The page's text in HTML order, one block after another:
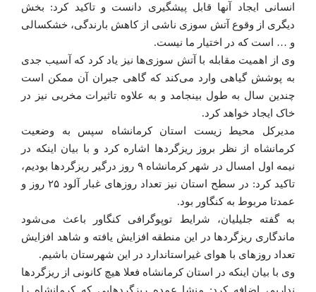
انسانی ایجاد آنها قابل پیشگیری دانست و تاکید کرد: بخش
دیگری از وقوع آتش سوزی ناشی از کاهش بارندگی، خشکسالی
و … است که در اختیار ما نیست.
وی از اهمیت مقابله با آتش سوزی‌ها نیز یاد کرد که آسیب جدی
به پوشش گیاهی وارد می‌کند که گاهی جبران آن ممکن است
چندین سال به طول بینجامد و به علاوه تاثیرات مخربی نیز در
خاک ایجاد خواهد کرد.
مدیرکل محیط زیست استان کرمانشاه سپس به وضعیت
کرمانشاه از نظر بروز ریزگردها اشاره کرد و با بیان اینکه در
نیمه اول امسال در شهر کرمانشاه ۹ روز درگیر ریزگردها بودیم،
تاکید کرد: در سطح استان نیز تعداد روزهای غبار آلود ۲۵ روز و
عمدتا مربوط به کنگاور بود.
به گفته جلیلیان، شرایط توپوگرافی کنگاور باعث می‌شود
ماندگاری ریزگردها در این منطقه افزایش یافته و شاهد افزایش
تعداد روزهای با هوای غیراستاندارد در این شهرستان باشیم.
وی با بیان اینکه در استان کرمانشاه فعلا هیچ کانونی از ریزگردها